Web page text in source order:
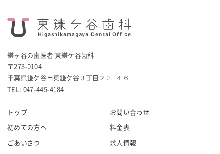
鎌ヶ谷の歯医者 東鎌ケ谷歯科
〒273-0104
千葉県鎌ケ谷市東鎌ケ谷３丁目２３−４６
TEL: 047-445-4184
トップ
初めての方へ
ごあいさつ
お問い合わせ
料金表
求人情報